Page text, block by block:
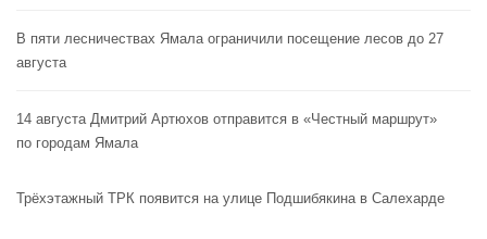
В пяти лесничествах Ямала ограничили посещение лесов до 27
августа
14 августа Дмитрий Артюхов отправится в «Честный маршрут»
по городам Ямала
Трёхэтажный ТРК появится на улице Подшибякина в Салехарде